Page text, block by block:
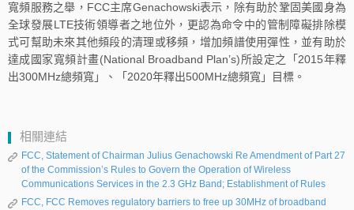
寬頻服務之舉，FCC主席Genachowski表示，除有助於鞏固美國身為
全球發展LTE技術領導者之地位外，更認為命令中的管制障礙排除模
式可幫助未來其他頻段的清理或移頻，增加頻譜使用彈性，並有助於
達成國家寬頻計畫(National Broadband Plan’s)所設定之「2015年釋
出300MHz總頻寬」、「2020年釋出500MHz總頻寬」目標。
相關連結
FCC, Statement of Chairman Julius Genachowski Re Amendment of Part 27
of the Commission’s Rules to Govern the Operation of Wireless
Communications Services in the 2.3 GHz Band; Establishment of Rules
FCC, FCC Removes regulatory barriers to free up 30MHz of broadband